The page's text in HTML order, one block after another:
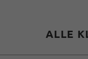
ALLE